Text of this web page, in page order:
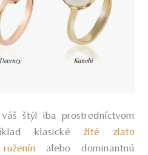
štýl iba prostredníctvom
klasickéžlté zlato
ruženín alebo dominantnú